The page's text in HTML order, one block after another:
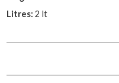
Litres: 2 lt